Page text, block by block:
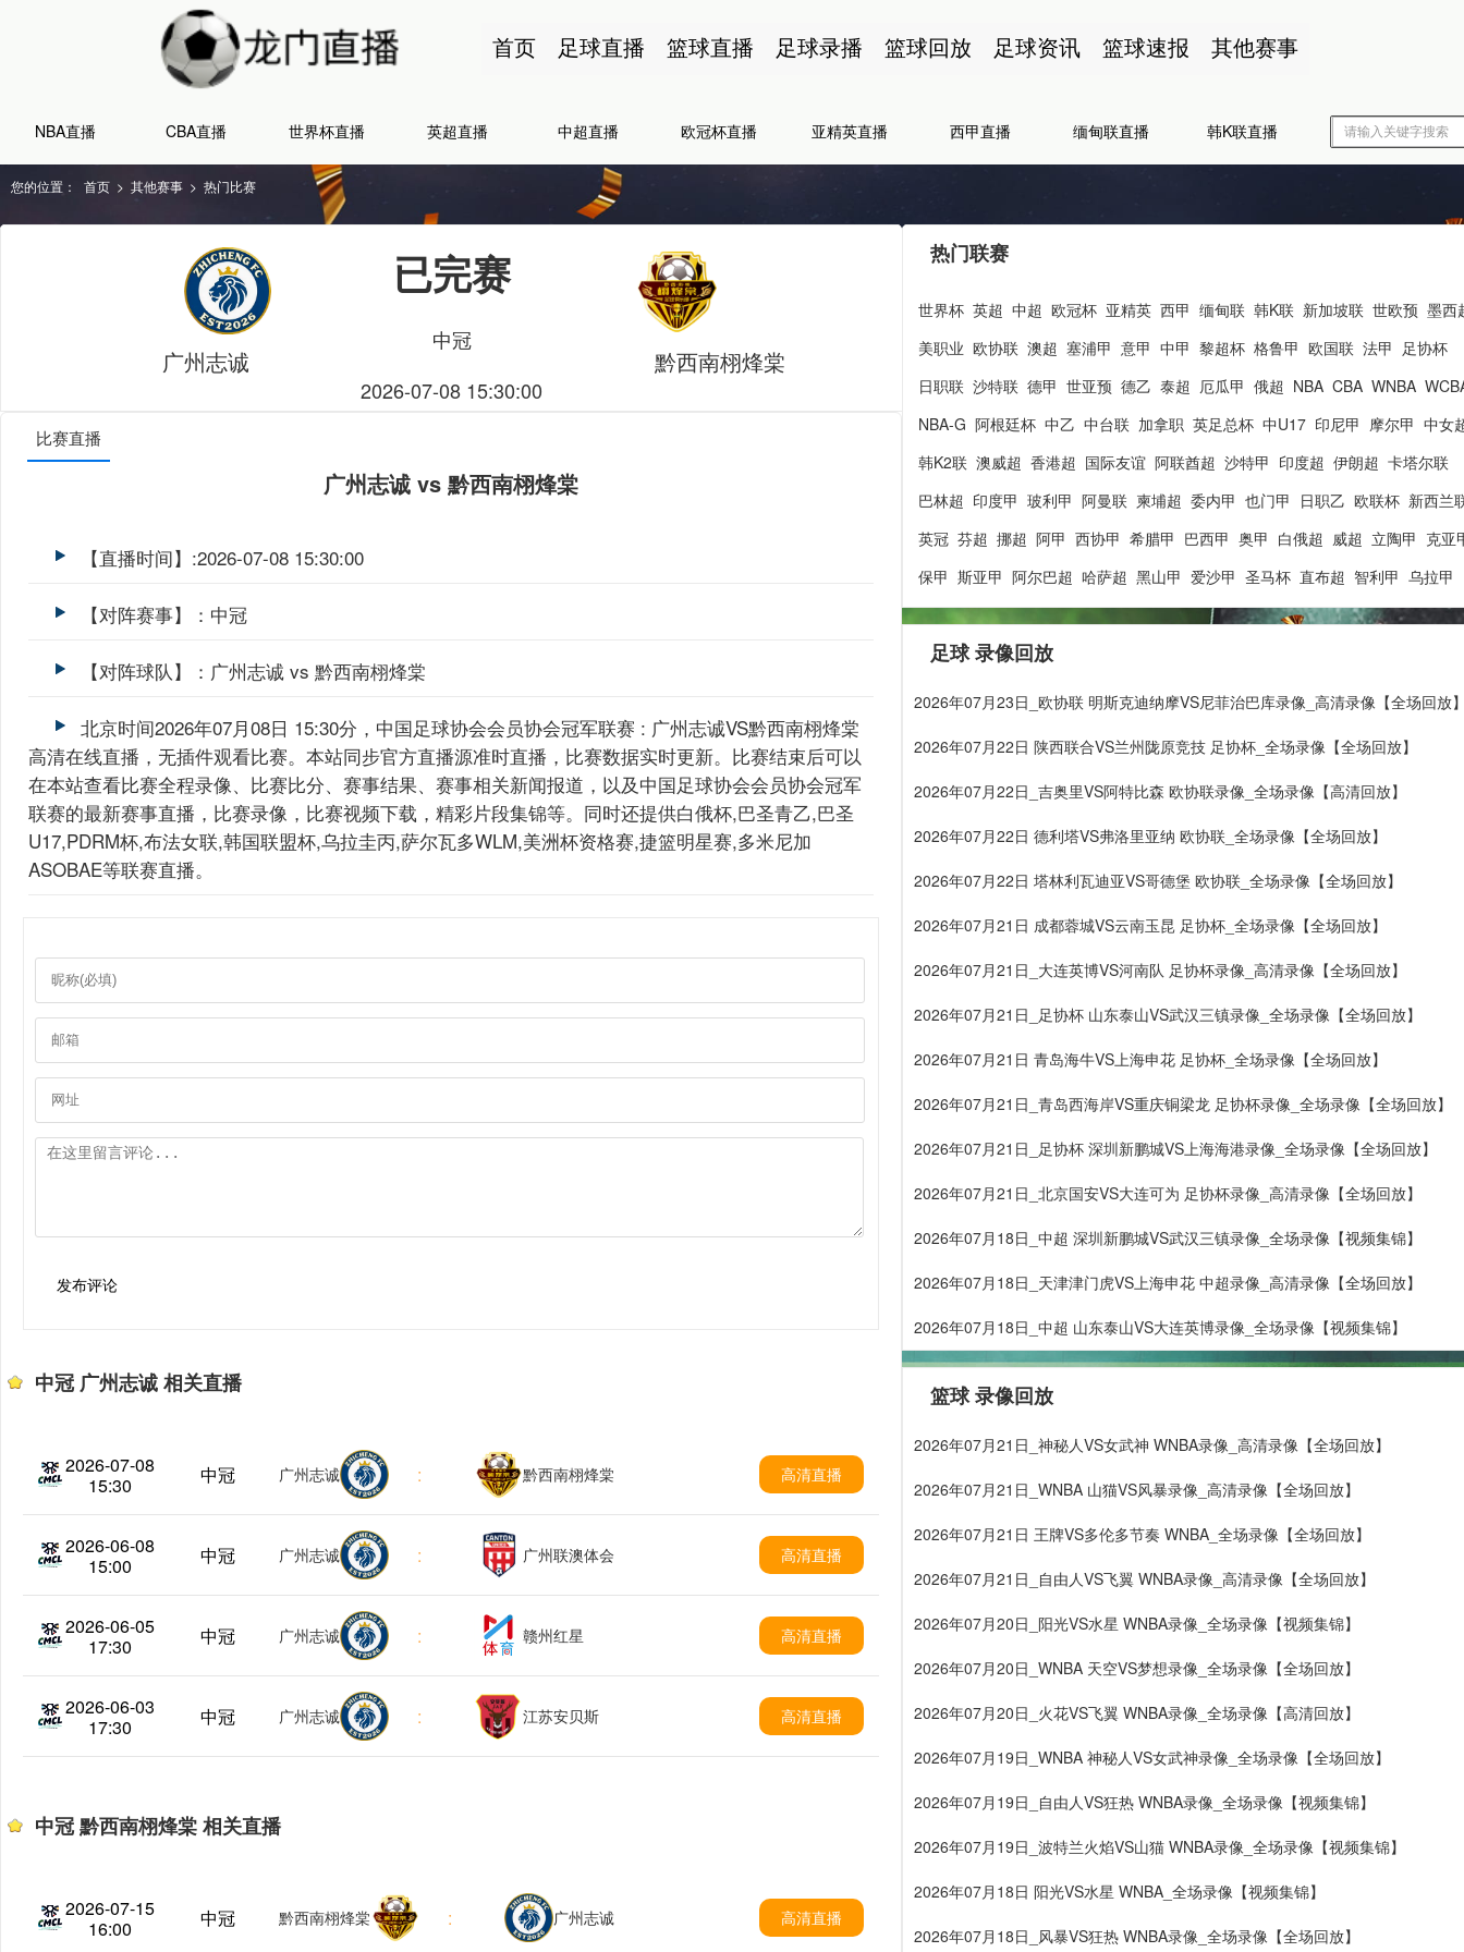
首页 足球直播 篮球直播 足球录播 篮球回放 足球资讯 篮球速报 其他赛事
NBA直播 CBA直播 世界杯直播 英超直播 中超直播 欧冠杯直播 亚精英直播 西甲直播 缅甸联直播 韩K联直播
您的位置： 首页 > 其他赛事 > 热门比赛
广州志诚
已完赛
中冠
2026-07-08 15:30:00
黔西南栩烽棠
比赛直播
广州志诚 vs 黔西南栩烽棠
【直播时间】:2026-07-08 15:30:00
【对阵赛事】：中冠
【对阵球队】：广州志诚 vs 黔西南栩烽棠
北京时间2026年07月08日 15:30分，中国足球协会会员协会冠军联赛 : 广州志诚VS黔西南栩烽棠
高清在线直播，无插件观看比赛。本站同步官方直播源准时直播，比赛数据实时更新。比赛结束后可以
在本站查看比赛全程录像、比赛比分、赛事结果、赛事相关新闻报道，以及中国足球协会会员协会冠军
联赛的最新赛事直播，比赛录像，比赛视频下载，精彩片段集锦等。同时还提供白俄杯,巴圣青乙,巴圣
U17,PDRM杯,布法女联,韩国联盟杯,乌拉圭丙,萨尔瓦多WLM,美洲杯资格赛,捷篮明星赛,多米尼加
ASOBAE等联赛直播。
发布评论
中冠 广州志诚 相关直播
2026-07-08
15:30
中冠 广州志诚 : 黔西南栩烽棠 高清直播
2026-06-08
15:00
中冠 广州志诚 : 广州联澳体会 高清直播
2026-06-05
17:30
中冠 广州志诚 : 赣州红星 高清直播
2026-06-03
17:30
中冠 广州志诚 : 江苏安贝斯 高清直播
中冠 黔西南栩烽棠 相关直播
2026-07-15
16:00
中冠 黔西南栩烽棠 : 广州志诚 高清直播
热门联赛
世界杯 英超 中超 欧冠杯 亚精英 西甲 缅甸联 韩K联 新加坡联 世欧预 墨西
美职业 欧协联 澳超 塞浦甲 意甲 中甲 黎超杯 格鲁甲 欧国联 法甲 足协杯
日职联 沙特联 德甲 世亚预 德乙 泰超 厄瓜甲 俄超 NBA CBA WNBA
NBA-G 阿根廷杯 中乙 中台联 加拿职 英足总杯 中U17 印尼甲 摩尔甲 中女
韩K2联 澳威超 香港超 国际友谊 阿联酋超 沙特甲 印度超 伊朗超 卡塔尔联
巴林超 印度甲 玻利甲 阿曼联 柬埔超 委内甲 也门甲 日职乙 欧联杯 新西兰
英冠 芬超 挪超 阿甲 西协甲 希腊甲 巴西甲 奥甲 白俄超 威超 立陶甲 克亚
保甲 斯亚甲 阿尔巴超 哈萨超 黑山甲 爱沙甲 圣马杯 直布超 智利甲 乌拉甲
足球 录像回放
2026年07月23日_欧协联 明斯克迪纳摩VS尼菲治巴库录像_高清录像【全场回放
2026年07月22日 陕西联合VS兰州陇原竞技 足协杯_全场录像【全场回放】
2026年07月22日_吉奥里VS阿特比森 欧协联录像_全场录像【高清回放】
2026年07月22日 德利塔VS弗洛里亚纳 欧协联_全场录像【全场回放】
2026年07月22日 塔林利瓦迪亚VS哥德堡 欧协联_全场录像【全场回放】
2026年07月21日 成都蓉城VS云南玉昆 足协杯_全场录像【全场回放】
2026年07月21日_大连英博VS河南队 足协杯录像_高清录像【全场回放】
2026年07月21日_足协杯 山东泰山VS武汉三镇录像_全场录像【全场回放】
2026年07月21日 青岛海牛VS上海申花 足协杯_全场录像【全场回放】
2026年07月21日_青岛西海岸VS重庆铜梁龙 足协杯录像_全场录像【全场回放】
2026年07月21日_足协杯 深圳新鹏城VS上海海港录像_全场录像【全场回放】
2026年07月21日_北京国安VS大连可为 足协杯录像_高清录像【全场回放】
2026年07月18日_中超 深圳新鹏城VS武汉三镇录像_全场录像【视频集锦】
2026年07月18日_天津津门虎VS上海申花 中超录像_高清录像【全场回放】
2026年07月18日_中超 山东泰山VS大连英博录像_全场录像【视频集锦】
篮球 录像回放
2026年07月21日_神秘人VS女武神 WNBA录像_高清录像【全场回放】
2026年07月21日_WNBA 山猫VS风暴录像_高清录像【全场回放】
2026年07月21日 王牌VS多伦多节奏 WNBA_全场录像【全场回放】
2026年07月21日_自由人VS飞翼 WNBA录像_高清录像【全场回放】
2026年07月20日_阳光VS水星 WNBA录像_全场录像【视频集锦】
2026年07月20日_WNBA 天空VS梦想录像_全场录像【全场回放】
2026年07月20日_火花VS飞翼 WNBA录像_全场录像【高清回放】
2026年07月19日_WNBA 神秘人VS女武神录像_全场录像【全场回放】
2026年07月19日_自由人VS狂热 WNBA录像_全场录像【视频集锦】
2026年07月19日_波特兰火焰VS山猫 WNBA录像_全场录像【视频集锦】
2026年07月18日 阳光VS水星 WNBA_全场录像【视频集锦】
2026年07月18日_风暴VS狂热 WNBA录像_全场录像【全场回放】